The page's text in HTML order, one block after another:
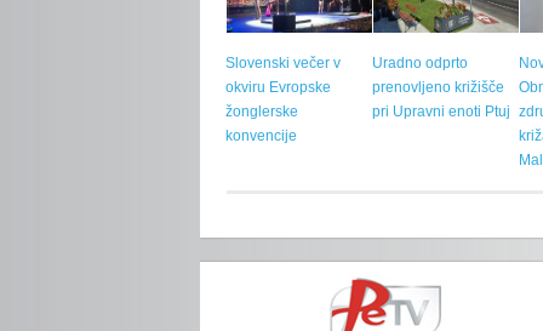
Slovenski večer v
okviru Evropske
žonglerske
konvencije
Uradno odprto
prenovljeno križišče
pri Upravni enoti Ptuj